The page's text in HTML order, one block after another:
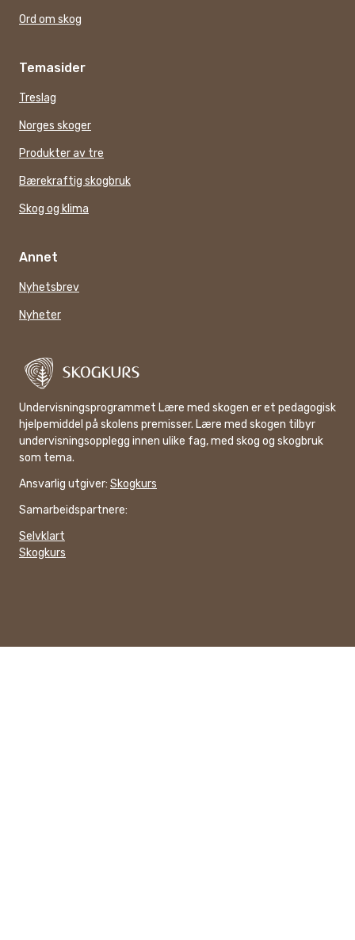
Ord om skog
Temasider
Treslag
Norges skoger
Produkter av tre
Bærekraftig skogbruk
Skog og klima
Annet
Nyhetsbrev
Nyheter
Undervisningsprogrammet Lære med skogen er et pedagogisk
hjelpemiddel på skolens premisser. Lære med skogen tilbyr
undervisningsopplegg innen ulike fag, med skog og skogbruk
som tema.
Ansvarlig utgiver: Skogkurs
Samarbeidspartnere:
Selvklart
Skogkurs